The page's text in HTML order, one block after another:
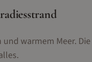
warmem Meer.